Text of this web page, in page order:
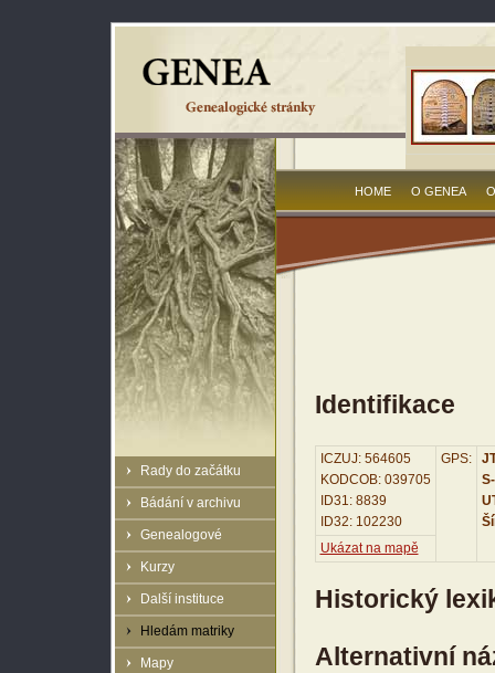
Rady do začátku
Bádání v archivu
Genealogové
Kurzy
Další instituce
Hledám matriky
Mapy
HOME O GENEA
Identifikace
ICZUJ: 564605
KODCOB: 039705
ID31: 8839
ID32: 102230
GPS:
Ukázat na mapě
Historický
Alternativní